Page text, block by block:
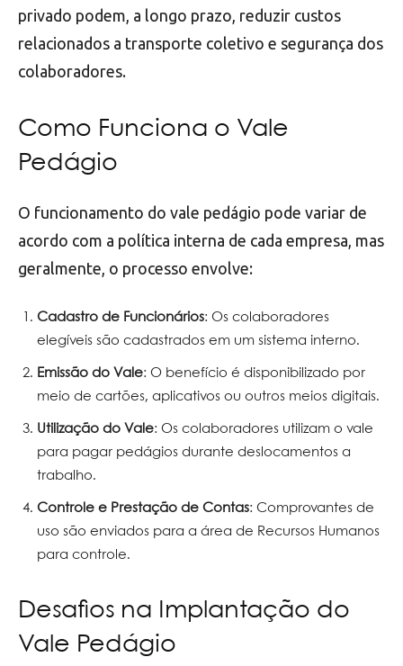
privado podem, a longo prazo, reduzir custos
relacionados a transporte coletivo e segurança dos
colaboradores.
Como Funciona o Vale
Pedágio
O funcionamento do vale pedágio pode variar de
acordo com a política interna de cada empresa, mas
geralmente, o processo envolve:
Cadastro de Funcionários: Os colaboradores
elegíveis são cadastrados em um sistema interno.
Emissão do Vale: O benefício é disponibilizado por
meio de cartões, aplicativos ou outros meios digitais.
Utilização do Vale: Os colaboradores utilizam o vale
para pagar pedágios durante deslocamentos a
trabalho.
Controle e Prestação de Contas: Comprovantes de
uso são enviados para a área de Recursos Humanos
para controle.
Desafios na Implantação do
Vale Pedágio